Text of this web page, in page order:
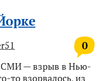
0
СМИ — взрыв в Нью-
то взорвалось, из